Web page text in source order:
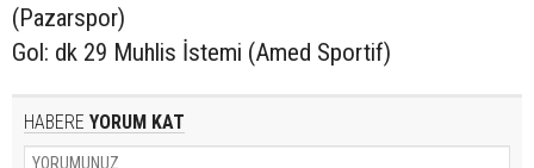
(Pazarspor)
Gol: dk 29 Muhlis İstemi (Amed Sportif)
HABERE YORUM KAT